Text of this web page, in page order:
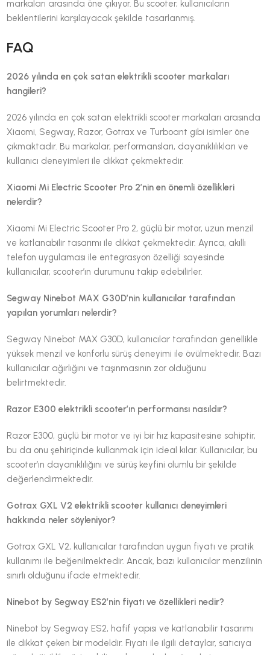
markaları arasında öne çıkıyor. Bu scooter, kullanıcıların
beklentilerini karşılayacak şekilde tasarlanmış.
FAQ
2026 yılında en çok satan elektrikli scooter markaları
hangileri?
2026 yılında en çok satan elektrikli scooter markaları arasında
Xiaomi, Segway, Razor, Gotrax ve Turboant gibi isimler öne
çıkmaktadır. Bu markalar, performansları, dayanıklılıkları ve
kullanıcı deneyimleri ile dikkat çekmektedir.
Xiaomi Mi Electric Scooter Pro 2’nin en önemli özellikleri
nelerdir?
Xiaomi Mi Electric Scooter Pro 2, güçlü bir motor, uzun menzil
ve katlanabilir tasarımı ile dikkat çekmektedir. Ayrıca, akıllı
telefon uygulaması ile entegrasyon özelliği sayesinde
kullanıcılar, scooter’ın durumunu takip edebilirler.
Segway Ninebot MAX G30D’nin kullanıcılar tarafından
yapılan yorumları nelerdir?
Segway Ninebot MAX G30D, kullanıcılar tarafından genellikle
yüksek menzil ve konforlu sürüş deneyimi ile övülmektedir. Bazı
kullanıcılar ağırlığını ve taşınmasının zor olduğunu
belirtmektedir.
Razor E300 elektrikli scooter’ın performansı nasıldır?
Razor E300, güçlü bir motor ve iyi bir hız kapasitesine sahiptir,
bu da onu şehiriçinde kullanmak için ideal kılar. Kullanıcılar, bu
scooter’ın dayanıklılığını ve sürüş keyfini olumlu bir şekilde
değerlendirmektedir.
Gotrax GXL V2 elektrikli scooter kullanıcı deneyimleri
hakkında neler söyleniyor?
Gotrax GXL V2, kullanıcılar tarafından uygun fiyatı ve pratik
kullanımı ile beğenilmektedir. Ancak, bazı kullanıcılar menzilinin
sınırlı olduğunu ifade etmektedir.
Ninebot by Segway ES2’nin fiyatı ve özellikleri nedir?
Ninebot by Segway ES2, hafif yapısı ve katlanabilir tasarımı
ile dikkat çeken bir modeldir. Fiyatı ile ilgili detaylar, satıcıya